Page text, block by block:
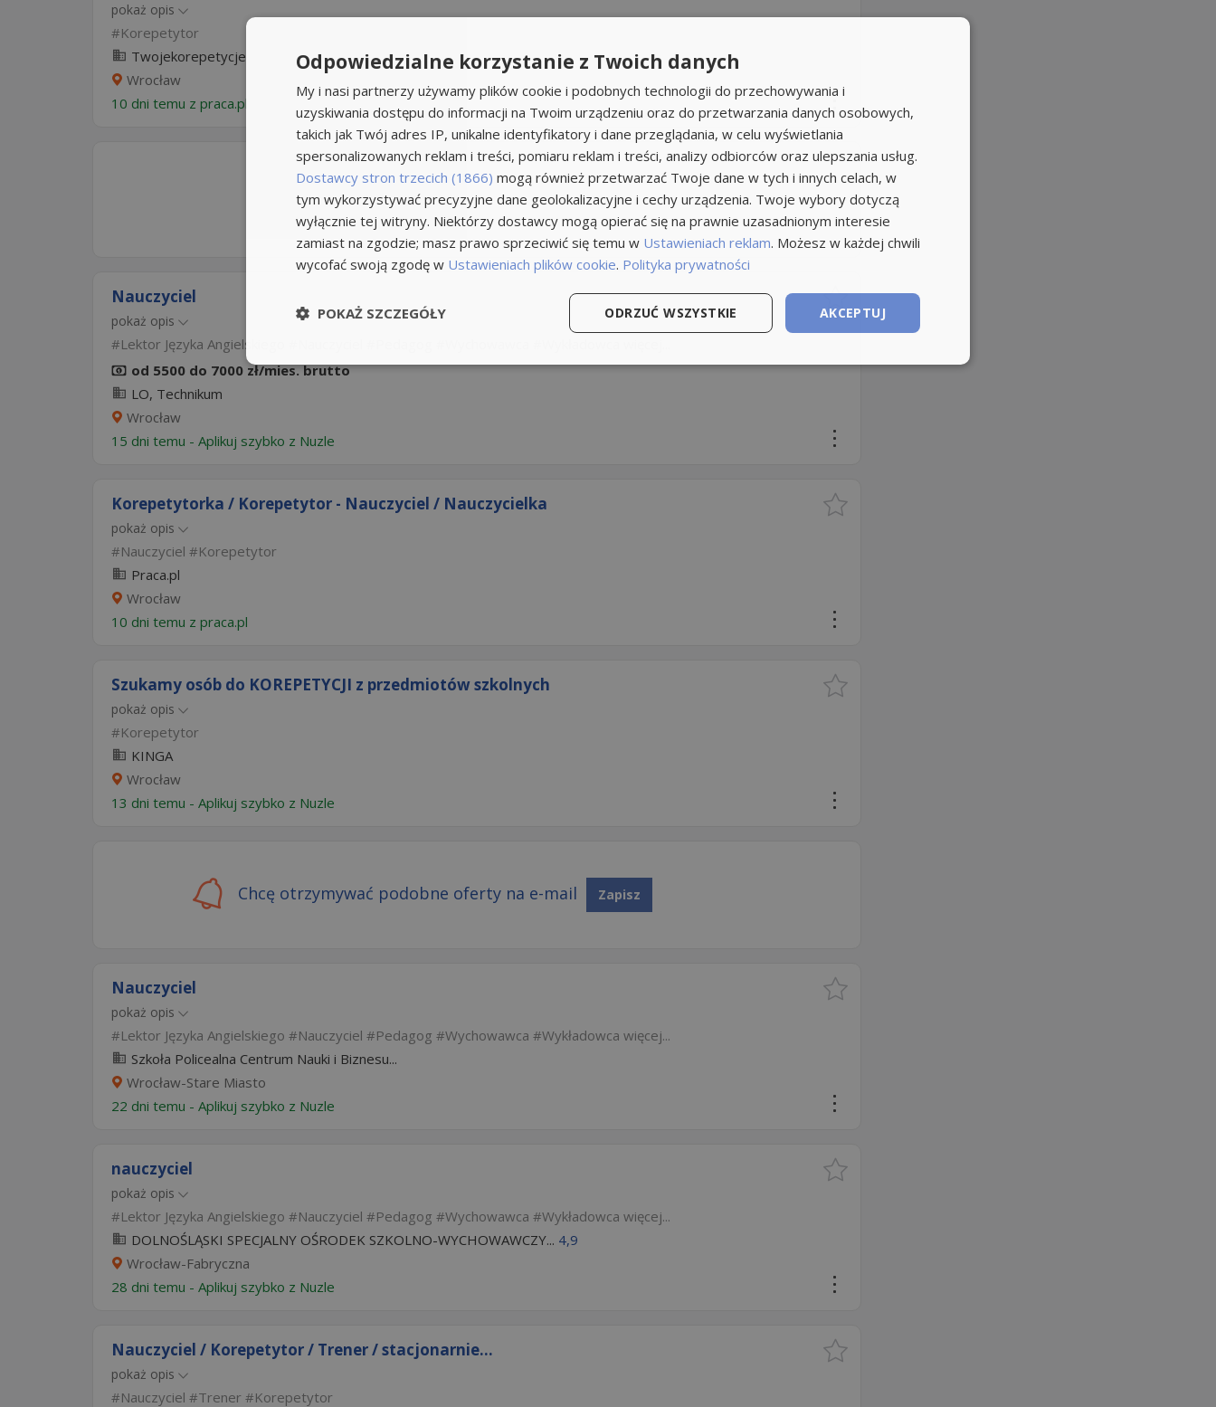
pokaż opis
Korepetytor
Twojekorepetycje
Wrocław
10 dni temu z praca.pl
Nauczyciel
pokaż opis
Lektor Języka Angielskiego
od 5500 do 7000 zł/mies. brutto
LO, Technikum
Wrocław
15 dni temu - Aplikuj szybko z Nuzle
Korepetytorka / Korepetytor - Nauczyciel / Nauczycielka
pokaż opis
Nauczyciel
Korepetytor
Praca.pl
Wrocław
10 dni temu z praca.pl
Szukamy osób do KOREPETYCJI z przedmiotów szkolnych
pokaż opis
Korepetytor
KINGA
Wrocław
13 dni temu - Aplikuj szybko z Nuzle
Chcę otrzymywać podobne oferty na e-mail Zapisz
Nauczyciel
pokaż opis
Lektor Języka Angielskiego Nauczyciel Pedagog Wychowawca Wykładowca więcej...
Szkoła Policealna Centrum Nauki i Biznesu...
Wrocław-Stare Miasto
22 dni temu - Aplikuj szybko z Nuzle
nauczyciel
pokaż opis
Lektor Języka Angielskiego Nauczyciel Pedagog Wychowawca Wykładowca więcej...
DOLNOŚLĄSKI SPECJALNY OŚRODEK SZKOLNO-WYCHOWAWCZY... 4,9
Wrocław-Fabryczna
28 dni temu - Aplikuj szybko z Nuzle
Nauczyciel / Korepetytor / Trener / stacjonarnie...
pokaż opis
Nauczyciel Trener Korepetytor
Odpowiedzialne korzystanie z Twoich danych
My i nasi partnerzy używamy plików cookie i podobnych technologii do przechowywania i
uzyskiwania dostępu do informacji na Twoim urządzeniu oraz do przetwarzania danych osobowych,
takich jak Twój adres IP, unikalne identyfikatory i dane przeglądania, w celu wyświetlania
spersonalizowanych reklam i treści, pomiaru reklam i treści, analizy odbiorców oraz ulepszania usług.
Dostawcy stron trzecich (1866) mogą również przetwarzać Twoje dane w tych i innych celach, w
tym wykorzystywać precyzyjne dane geolokalizacyjne i cechy urządzenia. Twoje wybory dotyczą
wyłącznie tej witryny. Niektórzy dostawcy mogą opierać się na prawnie uzasadnionym interesie
zamiast na zgodzie; masz prawo sprzeciwić się temu w Ustawieniach reklam. Możesz w każdej chwili
wycofać swoją zgodę w Ustawieniach plików cookie. Polityka prywatności
AKCEPTUJ
ODRZUĆ WSZYSTKIE
POKAŻ SZCZEGÓŁY